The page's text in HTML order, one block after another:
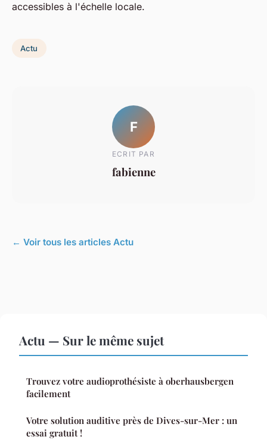
accessibles à l'échelle locale.
Actu
F
ECRIT PAR
fabienne
← Voir tous les articles Actu
Actu — Sur le même sujet
Trouvez votre audioprothésiste à oberhausbergen
facilement
Votre solution auditive près de Dives-sur-Mer : un
essai gratuit !